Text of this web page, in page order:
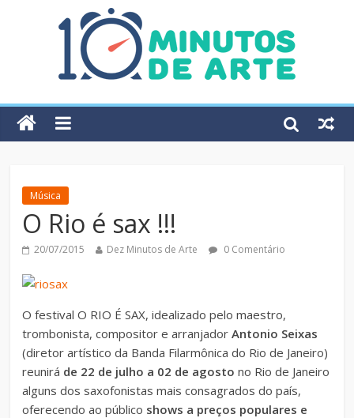
Música
O Rio é sax !!!
20/07/2015 Dez Minutos de Arte 0 Comentário
O festival O RIO É SAX, idealizado pelo maestro,
trombonista, compositor e arranjador Antonio Seixas
(diretor artístico da Banda Filarmônica do Rio de Janeiro)
reunirá de 22 de julho a 02 de agosto no Rio de Janeiro
alguns dos saxofonistas mais consagrados do país,
oferecendo ao público shows a preços populares e